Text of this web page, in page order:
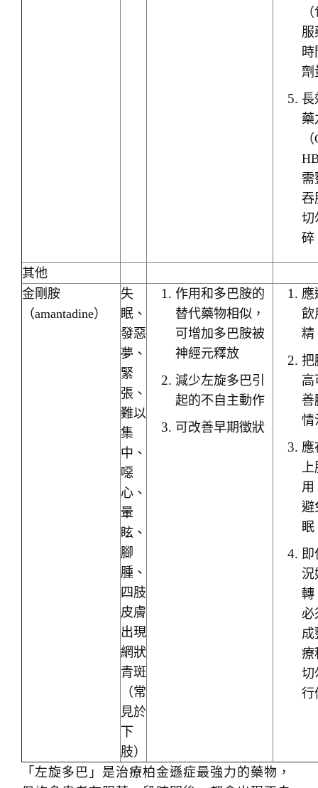
服
時
劑
長
藥
需
吞
切
碎
其他
金剛胺
（amantadine）
失
眠、
發惡
夢、
緊
張、
難以
集
中、
噁
心、
暈
眩、
腳
腫、
四肢
皮膚
出現
網狀
青斑
（常
見於
下
肢）
作用和多巴胺的
替代藥物相似，
可增加多巴胺被
神經元釋放
減少左旋多巴引
起的不自主動作
可改善早期徵狀
應
飲
精
把
高
善
情
應
用
避
眠
況
轉
必
成
療
切
行
「左旋多巴」是治療柏金遜症最強力的藥物，